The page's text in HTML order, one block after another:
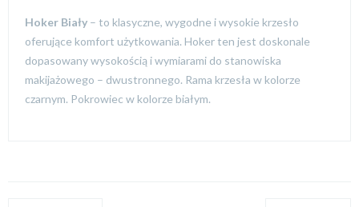
Hoker Biały – to klasyczne, wygodne i wysokie krzesło
oferujące komfort użytkowania. Hoker ten jest doskonale
dopasowany wysokością i wymiarami do stanowiska
makijażowego – dwustronnego. Rama krzesła w kolorze
czarnym. Pokrowiec w kolorze białym.